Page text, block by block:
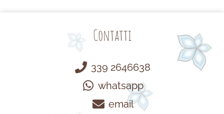
Contatti
339 2646638
whatsapp
email